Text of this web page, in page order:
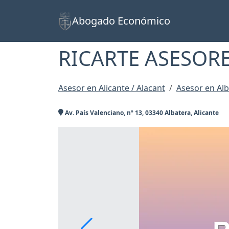
Abogado Económico
RICARTE
Asesor en Alicante / Alacant Asesor en
Av. País Valenciano, nº 13, 03340 Albatera, Alicante